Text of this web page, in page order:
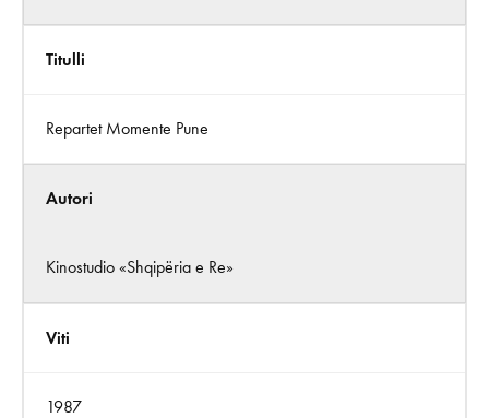
Titulli
Repartet Momente Pune
Autori
Kinostudio «Shqipëria e Re»
Viti
1987